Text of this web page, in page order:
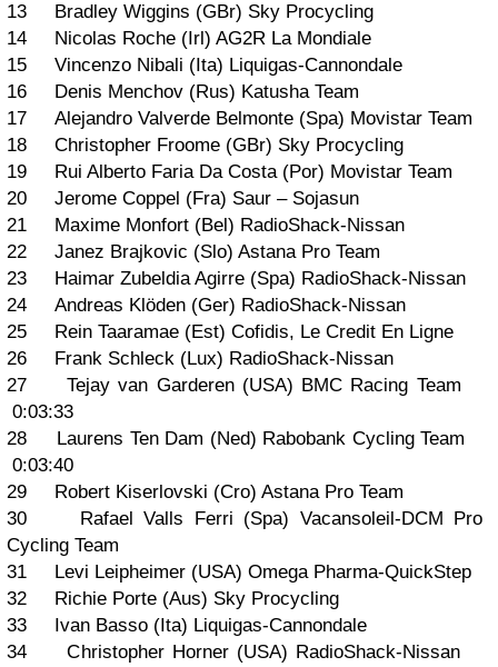
13 Bradley Wiggins (GBr) Sky Procycling
14 Nicolas Roche (Irl) AG2R La Mondiale
15 Vincenzo Nibali (Ita) Liquigas-Cannondale
16 Denis Menchov (Rus) Katusha Team
17 Alejandro Valverde Belmonte (Spa) Movistar Team
18 Christopher Froome (GBr) Sky Procycling
19 Rui Alberto Faria Da Costa (Por) Movistar Team
20 Jerome Coppel (Fra) Saur – Sojasun
21 Maxime Monfort (Bel) RadioShack-Nissan
22 Janez Brajkovic (Slo) Astana Pro Team
23 Haimar Zubeldia Agirre (Spa) RadioShack-Nissan
24 Andreas Klöden (Ger) RadioShack-Nissan
25 Rein Taaramae (Est) Cofidis, Le Credit En Ligne
26 Frank Schleck (Lux) RadioShack-Nissan
27 Tejay van Garderen (USA) BMC Racing Team
0:03:33
28 Laurens Ten Dam (Ned) Rabobank Cycling Team
0:03:40
29 Robert Kiserlovski (Cro) Astana Pro Team
30 Rafael Valls Ferri (Spa) Vacansoleil-DCM Pro
Cycling Team
31 Levi Leipheimer (USA) Omega Pharma-QuickStep
32 Richie Porte (Aus) Sky Procycling
33 Ivan Basso (Ita) Liquigas-Cannondale
34 Christopher Horner (USA) RadioShack-Nissan